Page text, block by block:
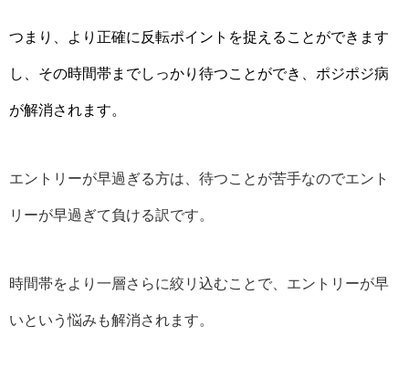
つまり、より正確に反転ポイントを捉えることができます
し、その時間帯までしっかり待つことができ、ポジポジ病
が解消されます。
エントリーが早過ぎる方は、待つことが苦手なのでエント
リーが早過ぎて負ける訳です。
時間帯をより一層さらに絞リ込むことで、エントリーが早
いという悩みも解消されます。